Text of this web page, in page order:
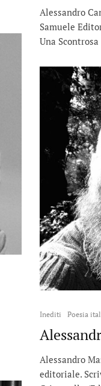
Alessandro
Samuele
Una Scontrosa
Inediti Poesia
Alessandro
editoriale.